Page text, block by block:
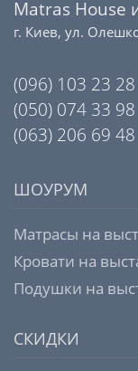
Matras House
г. Киев, ул.
(096) 103 23 28
(050) 074 33 98
(063) 206 69 48
ШОУРУМ
Матрасы на
Кровати на
Подушки на
СКИДКИ